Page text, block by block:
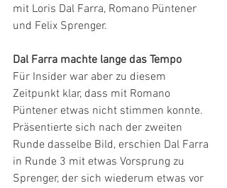
mit Loris Dal Farra, Romano Püntener
und Felix Sprenger.
Dal Farra machte lange das Tempo
Für Insider war aber zu diesem
Zeitpunkt klar, dass mit Romano
Püntener etwas nicht stimmen konnte.
Präsentierte sich nach der zweiten
Runde dasselbe Bild, erschien Dal Farra
in Runde 3 mit etwas Vorsprung zu
Sprenger, der sich wiederum etwas vor